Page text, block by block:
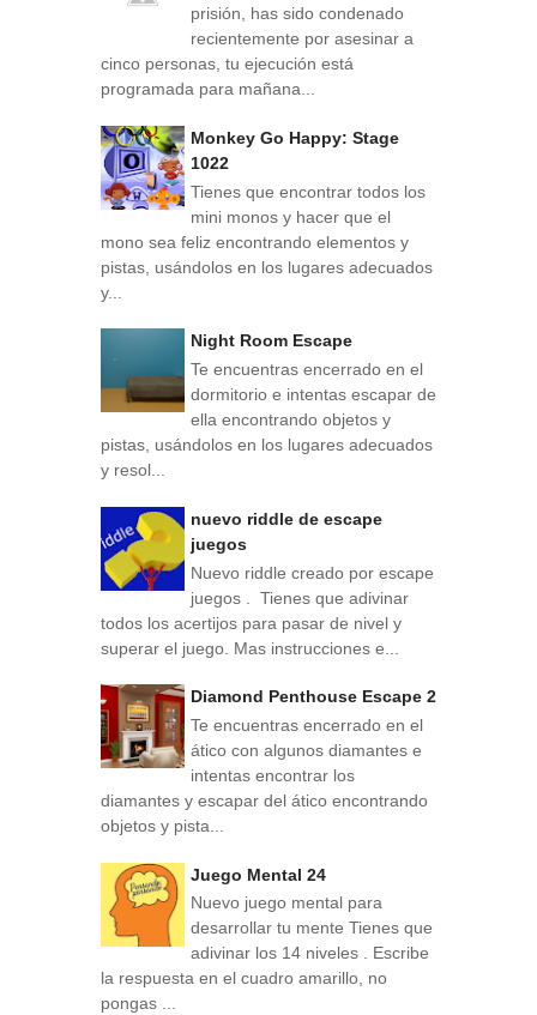
prisión, has sido condenado
recientemente por asesinar a
cinco personas, tu ejecución está
programada para mañana...
Monkey Go Happy: Stage
1022
Tienes que encontrar todos los
mini monos y hacer que el
mono sea feliz encontrando elementos y
pistas, usándolos en los lugares adecuados
y...
Night Room Escape
Te encuentras encerrado en el
dormitorio e intentas escapar de
ella encontrando objetos y
pistas, usándolos en los lugares adecuados
y resol...
nuevo riddle de escape
juegos
Nuevo riddle creado por escape
juegos . Tienes que adivinar
todos los acertijos para pasar de nivel y
superar el juego. Mas instrucciones e...
Diamond Penthouse Escape 2
Te encuentras encerrado en el
ático con algunos diamantes e
intentas encontrar los
diamantes y escapar del ático encontrando
objetos y pista...
Juego Mental 24
Nuevo juego mental para
desarrollar tu mente Tienes que
adivinar los 14 niveles . Escribe
la respuesta en el cuadro amarillo, no
pongas ...